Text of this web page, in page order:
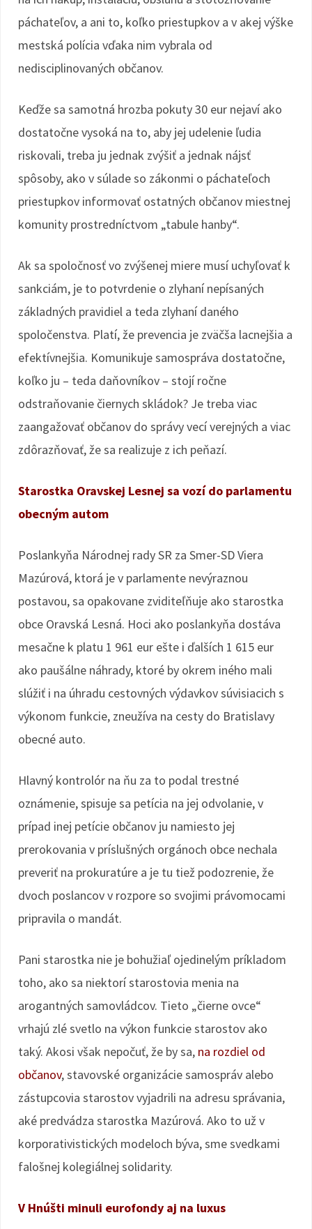
páchateľov, a ani to, koľko priestupkov a v akej výške
mestská polícia vďaka nim vybrala od
nedisciplinovaných občanov.
Keďže sa samotná hrozba pokuty 30 eur nejaví ako
dostatočne vysoká na to, aby jej udelenie ľudia
riskovali, treba ju jednak zvýšiť a jednak nájsť
spôsoby, ako v súlade so zákonmi o páchateľoch
priestupkov informovať ostatných občanov miestnej
komunity prostredníctvom „tabule hanby“.
Ak sa spoločnosť vo zvýšenej miere musí uchyľovať k
sankciám, je to potvrdenie o zlyhaní nepísaných
základných pravidiel a teda zlyhaní daného
spoločenstva. Platí, že prevencia je zväčša lacnejšia a
efektívnejšia. Komunikuje samospráva dostatočne,
koľko ju – teda daňovníkov – stojí ročne
odstraňovanie čiernych skládok? Je treba viac
zaangažovať občanov do správy vecí verejných a viac
zdôrazňovať, že sa realizuje z ich peňazí.
Starostka Oravskej Lesnej sa vozí do parlamentu
obecným autom
Poslankyňa Národnej rady SR za Smer-SD Viera
Mazúrová, ktorá je v parlamente nevýraznou
postavou, sa opakovane zviditeľňuje ako starostka
obce Oravská Lesná. Hoci ako poslankyňa dostáva
mesačne k platu 1 961 eur ešte i ďalších 1 615 eur
ako paušálne náhrady, ktoré by okrem iného mali
slúžiť i na úhradu cestovných výdavkov súvisiacich s
výkonom funkcie, zneužíva na cesty do Bratislavy
obecné auto.
Hlavný kontrolór na ňu za to podal trestné
oznámenie, spisuje sa petícia na jej odvolanie, v
prípad inej petície občanov ju namiesto jej
prerokovania v príslušných orgánoch obce nechala
preveriť na prokuratúre a je tu tiež podozrenie, že
dvoch poslancov v rozpore so svojimi právomocami
pripravila o mandát.
Pani starostka nie je bohužiaľ ojedinelým príkladom
toho, ako sa niektorí starostovia menia na
arogantných samovládcov. Tieto „čierne ovce“
vrhajú zlé svetlo na výkon funkcie starostov ako
taký. Akosi však nepočuť, že by sa, na rozdiel od
občanov, stavovské organizácie samospráv alebo
zástupcovia starostov vyjadrili na adresu správania,
aké predvádza starostka Mazúrová. Ako to už v
korporativistických modeloch býva, sme svedkami
falošnej kolegiálnej solidarity.
V Hnúšti minuli eurofondy aj na luxus